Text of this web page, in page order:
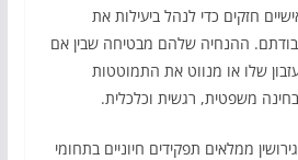
חזקים כדי לנהל ביעילות את
ההנחיה שלהם מבטיחה שבין אם
שלו או מנווט את התמוטטות
משפטית, רגשית וכלכלית.
ממלאים תפקידים חיוניים בתחומי